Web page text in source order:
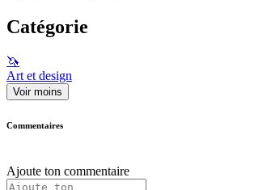
Catégorie
🦄
Art et design
Voir moins
Commentaires
Ajoute ton commentaire